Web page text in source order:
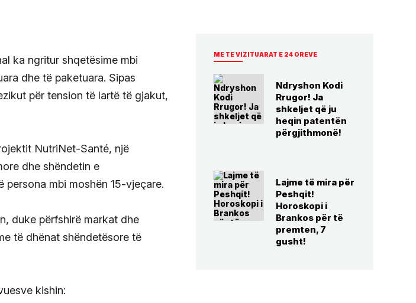
ka ngritur shqetësime mbi
dhe të paketuara. Sipas
për tension të lartë të gjakut,
NutriNet-Santé, një
dhe shëndetin e
persona mbi moshën 15-vjeçare.
duke përfshirë markat dhe
të dhënat shëndetësore të
kishin:
ME TE VIZITUARAT E 24 OREVE
Ndryshon Kodi
Rrugor! Ja
shkeljet që ju
heqin patentën
përgjithmonë!
Lajme të mira për
Peshqit!
Horoskopi i
Brankos për të
premten, 7
gusht!